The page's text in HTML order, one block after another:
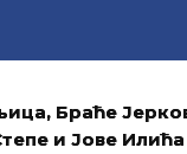
Браће
и Јове Илића